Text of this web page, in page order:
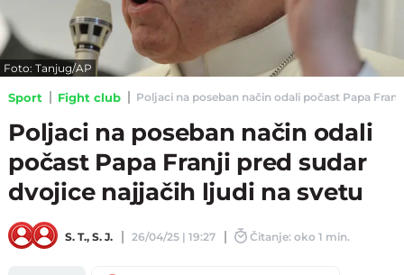
Foto: Tanjug/AP
Sport Fight club Poljaci na poseban način odali počast Papa
Poljaci na poseban način odali
počast Papa Franji pred sudar
dvojice najjačih ljudi na svetu
S. T.,S. J. 26/04/25 | 19:27 Čitanje: oko 1 min.